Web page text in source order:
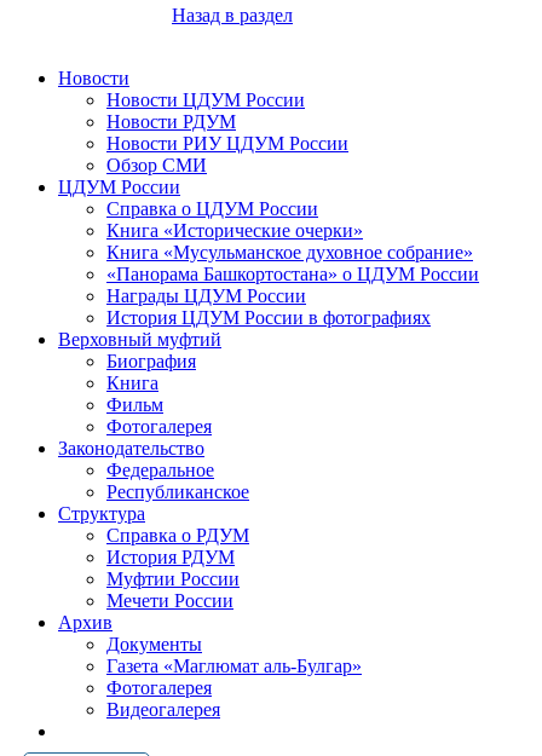
Назад в раздел
Новости
Новости ЦДУМ России
Новости РДУМ
Новости РИУ ЦДУМ России
Обзор СМИ
ЦДУМ России
Справка о ЦДУМ России
Книга «Исторические очерки»
Книга «Мусульманское духовное собрание»
«Панорама Башкортостана» о ЦДУМ России
Награды ЦДУМ России
История ЦДУМ России в фотографиях
Верховный муфтий
Биография
Книга
Фильм
Фотогалерея
Законодательство
Федеральное
Республиканское
Структура
Справка о РДУМ
История РДУМ
Муфтии России
Мечети России
Архив
Документы
Газета «Маглюмат аль-Булгар»
Фотогалерея
Видеогалерея